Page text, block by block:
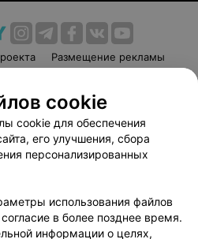
Размещение рекламы
Способы оплаты
Партнеры
103.by
данных
cookie
cookie для обеспечения
его улучшения, сбора
персонализированных
использования файлов
в более позднее время.
информации о целях,